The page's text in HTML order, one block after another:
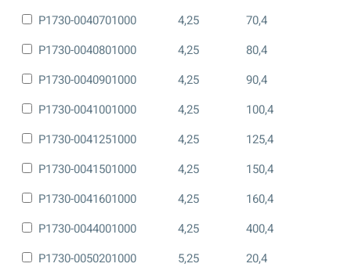
P1730-0040701000
4,25
70,4
P1730-0040801000
4,25
80,4
P1730-0040901000
4,25
90,4
P1730-0041001000
4,25
100,4
P1730-0041251000
4,25
125,4
P1730-0041501000
4,25
150,4
P1730-0041601000
4,25
160,4
P1730-0044001000
4,25
400,4
P1730-0050201000
5,25
20,4